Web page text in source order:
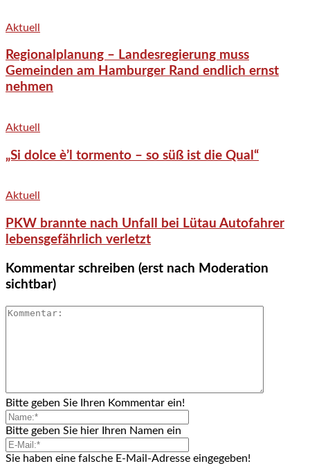
Aktuell
Regionalplanung – Landesregierung muss
Gemeinden am Hamburger Rand endlich ernst
nehmen
Aktuell
„Si dolce è’l tormento – so süß ist die Qual“
Aktuell
PKW brannte nach Unfall bei Lütau Autofahrer
lebensgefährlich verletzt
Kommentar schreiben (erst nach Moderation
sichtbar)
Bitte geben Sie Ihren Kommentar ein!
Bitte geben Sie hier Ihren Namen ein
Sie haben eine falsche E-Mail-Adresse eingegeben!